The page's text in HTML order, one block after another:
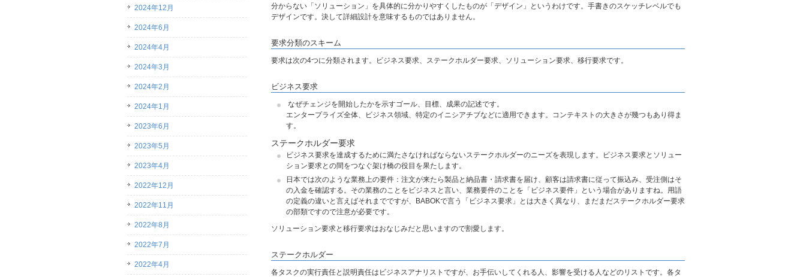
分からない「ソリューション」を具体的に分かりやすくしたものが「デザイン」というわけです。手書きのスケッチレベルでも
デザインです。決して詳細設計を意味するものではありません。
要求分類のスキーム
要求は次の4つに分類されます。ビジネス要求、ステークホルダー要求、ソリューション要求、移行要求です。
ビジネス要求
なぜチェンジを開始したかを示すゴール、目標、成果の記述です。
エンタープライズ全体、ビジネス領域、特定のイニシアチブなどに適用できます。コンテキストの大きさが幾つもあり得ま
す。
ステークホルダー要求
ビジネス要求を達成するために満たさなければならないステークホルダーのニーズを表現します。ビジネス要求とソリュー
ション要求との間をつなぐ架け橋の役目を果たします。
日本では次のような業務上の要件：注文が来たら製品と納品書・請求書を届け、顧客は請求書に従って振込み、受注側はそ
の入金を確認する。その業務のことをビジネスと言い、業務要件のことを「ビジネス要件」という場合がありますね。用語
の定義の違いと言えばそれまでですが、BABOKで言う「ビジネス要求」とは大きく異なり、まだまだステークホルダー要求
の部類ですので注意が必要です。
ソリューション要求と移行要求はおなじみだと思いますので割愛します。
ステークホルダー
各タスクの実行責任と説明責任はビジネスアナリストですが、お手伝いしてくれる人、影響を受ける人などのリストです。各タ
2024年12月
2024年6月
2024年4月
2024年3月
2024年2月
2024年1月
2023年6月
2023年5月
2023年4月
2022年12月
2022年11月
2022年8月
2022年7月
2022年4月